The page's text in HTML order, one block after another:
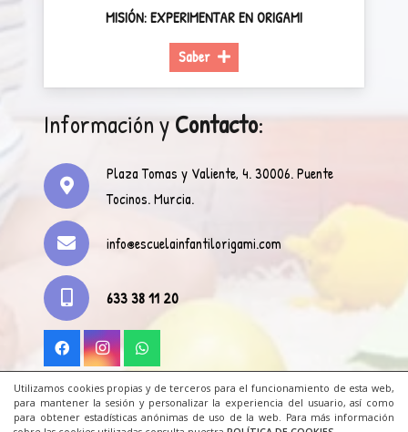
Utilizamos cookies propias y de terceros para el funcionamiento de esta web,
para mantener la sesión y personalizar la experiencia del usuario, así como
para obtener estadísticas anónimas de uso de la web. Para más información
MISIÓN: EXPERIMENTAR EN ORIGAMI
Saber
Información yContacto:
Plaza Tomas y Valiente, 4. 30006. Puente
Tocinos. Murcia.
info@escuelainfantilorigami.com
633 38 11 20
Legal|Cookies|Contacto|Zona Privada|Únete